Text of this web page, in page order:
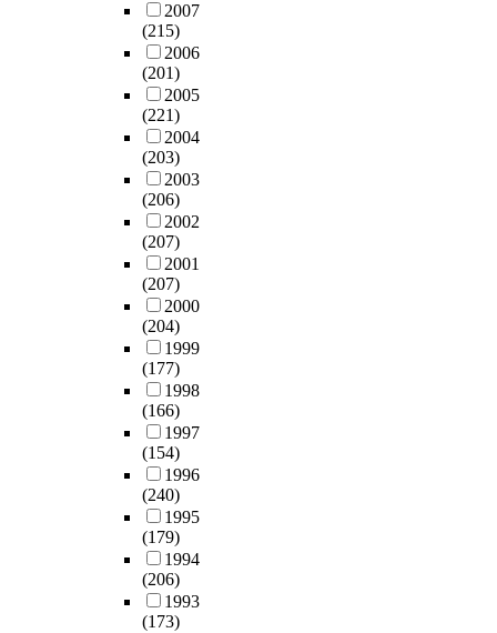
2007
(215)
2006
(201)
2005
(221)
2004
(203)
2003
(206)
2002
(207)
2001
(207)
2000
(204)
1999
(177)
1998
(166)
1997
(154)
1996
(240)
1995
(179)
1994
(206)
1993
(173)